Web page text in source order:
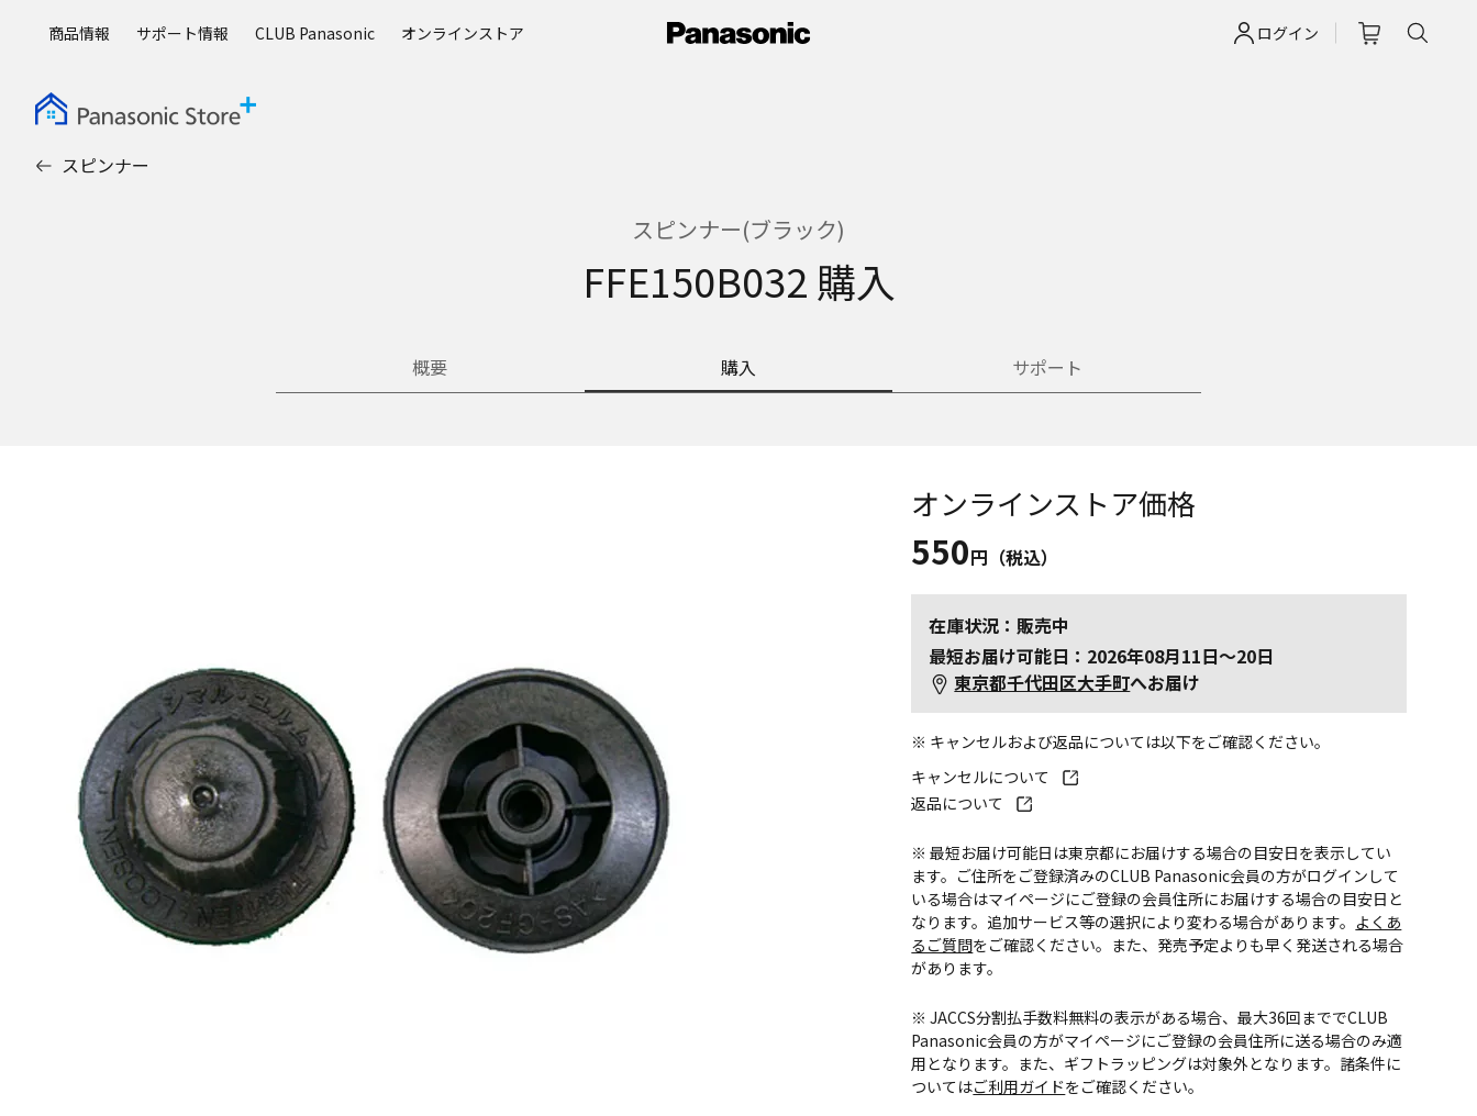
ログイン
商品情報 サポート情報 CLUB Panasonic オンラインストア
スピンナー
スピンナー(ブラック)
FFE150B032 購入
概要 購入 サポート
オンラインストア価格
550円（税込）
在庫状況：販売中
最短お届け可能日：2026年08月11日～20日
東京都千代田区大手町へお届け
※ キャンセルおよび返品については以下をご確認ください。
キャンセルについて
返品について
※ 最短お届け可能日は東京都にお届けする場合の目安日を表示してい
ます。ご住所をご登録済みのCLUB Panasonic会員の方がログインして
いる場合はマイページにご登録の会員住所にお届けする場合の目安日と
なります。追加サービス等の選択により変わる場合があります。 よくあ
るご質問をご確認ください。また、発売予定よりも早く発送される場合
があります。
※ JACCS分割払手数料無料の表示がある場合、最大36回まででCLUB
Panasonic会員の方がマイページにご登録の会員住所に送る場合のみ適
用となります。また、ギフトラッピングは対象外となります。諸条件に
ついてはご利用ガイドをご確認ください。